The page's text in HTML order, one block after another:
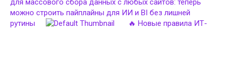
для массового сбора данных с любых сайтов: теперь
можно строить пайплайны для ИИ и BI без лишней
рутины
🔥 Новые правила ИТ-